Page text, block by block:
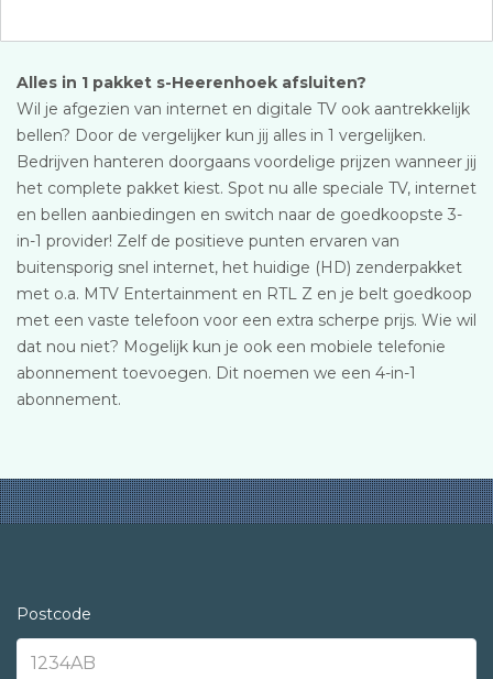
Alles in 1 pakket s-Heerenhoek afsluiten?
Wil je afgezien van internet en digitale TV ook aantrekkelijk
bellen? Door de vergelijker kun jij alles in 1 vergelijken.
Bedrijven hanteren doorgaans voordelige prijzen wanneer jij
het complete pakket kiest. Spot nu alle speciale TV, internet
en bellen aanbiedingen en switch naar de goedkoopste 3-
in-1 provider! Zelf de positieve punten ervaren van
buitensporig snel internet, het huidige (HD) zenderpakket
met o.a. MTV Entertainment en RTL Z en je belt goedkoop
met een vaste telefoon voor een extra scherpe prijs. Wie wil
dat nou niet? Mogelijk kun je ook een mobiele telefonie
abonnement toevoegen. Dit noemen we een 4-in-1
abonnement.
Postcode